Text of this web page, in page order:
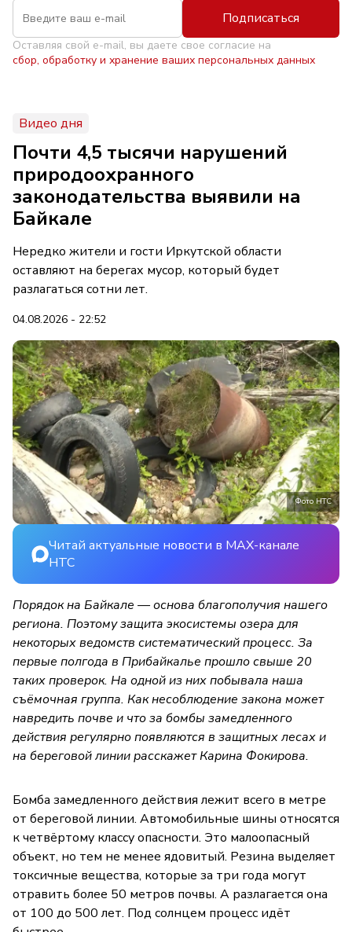
Подписаться
Оставляя свой e-mail, вы даете свое согласие на
сбор, обработку и хранение ваших персональных данных
Видео дня
Почти 4,5 тысячи нарушений
природоохранного
законодательства выявили на
Байкале
Нередко жители и гости Иркутской области
оставляют на берегах мусор, который будет
разлагаться сотни лет.
04.08.2026 - 22:52
Фото НТС
Читай актуальные новости в MAX-канале
НТС
Порядок на Байкале — основа благополучия нашего
региона. Поэтому защита экосистемы озера для
некоторых ведомств систематический процесс. За
первые полгода в Прибайкалье прошло свыше 20
таких проверок. На одной из них побывала наша
съёмочная группа. Как несоблюдение закона может
навредить почве и что за бомбы замедленного
действия регулярно появляются в защитных лесах и
на береговой линии расскажет Карина Фокирова.
Бомба замедленного действия лежит всего в метре
от береговой линии. Автомобильные шины относятся
к четвёртому классу опасности. Это малоопасный
объект, но тем не менее ядовитый. Резина выделяет
токсичные вещества, которые за три года могут
отравить более 50 метров почвы. А разлагается она
от 100 до 500 лет. Под солнцем процесс идёт